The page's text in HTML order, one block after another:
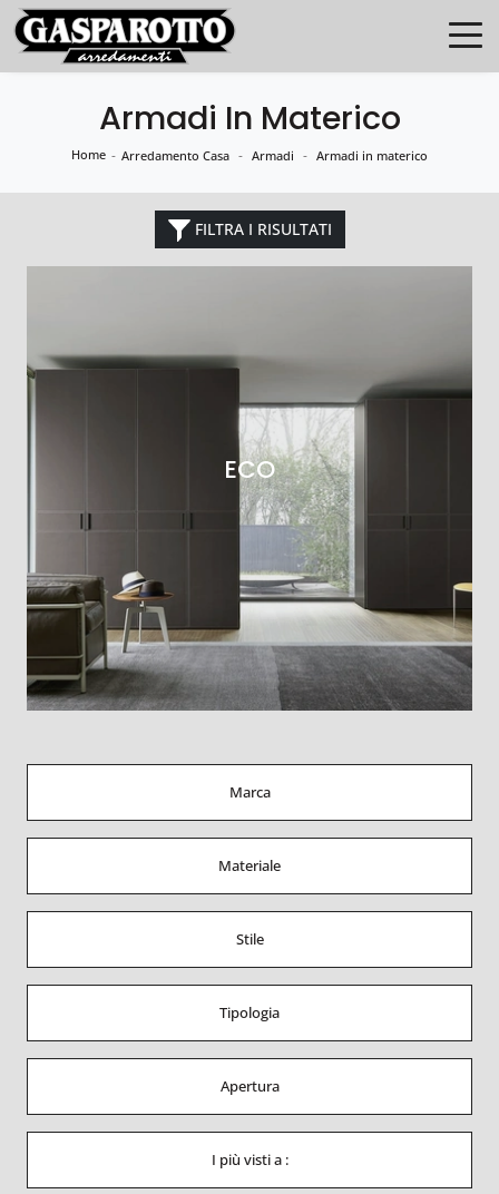
Armadi In Materico
Home - Arredamento Casa - Armadi - Armadi in materico
FILTRA I RISULTATI
Marca
Materiale
Stile
Tipologia
Apertura
I più visti a :
ECO